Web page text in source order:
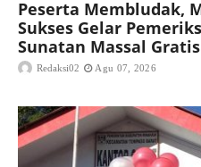
Peserta Membludak,
Sukses Gelar
Sunatan Massal Gratis
Redaksi02 Agu 07, 2026